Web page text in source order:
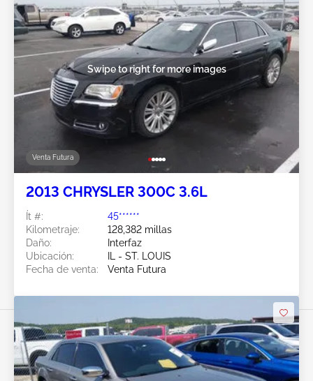
Venta Futura
Swipe to right for more images
2013 CHRYSLER 300C 3.6L
Ít #:
45******
Kilometraje:
128,382 millas
Daño:
Interfaz
Ubicación:
IL - ST. LOUIS
Fecha de venta:
Venta Futura